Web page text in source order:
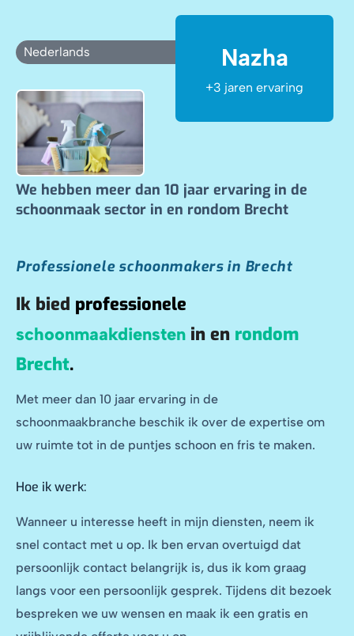
Nederlands 100%
We hebben meer dan 10 jaar ervaring in de
schoonmaak sector in en rondom Brecht
Nazha
+3 jaren ervaring
Professionele schoonmakers in Brecht
Ik bied professionele
schoonmaakdiensten in en rondom
Brecht.
Met meer dan 10 jaar ervaring in de
schoonmaakbranche beschik ik over de expertise om
uw ruimte tot in de puntjes schoon en fris te maken.
Hoe ik werk:
Wanneer u interesse heeft in mijn diensten, neem ik
snel contact met u op. Ik ben ervan overtuigd dat
persoonlijk contact belangrijk is, dus ik kom graag
langs voor een persoonlijk gesprek. Tijdens dit bezoek
bespreken we uw wensen en maak ik een gratis en